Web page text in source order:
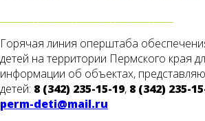
Горячая линия оперштаба
детей на территории Пермского края
информации об объектах,
детей: 8 (342) 235-15-19, 8 (342) 235-
perm-deti@mail.ru